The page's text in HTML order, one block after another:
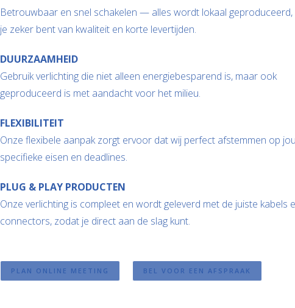
Betrouwbaar en snel schakelen — alles wordt lokaal
je zeker bent van kwaliteit en korte levertijden.
DUURZAAMHEID
Gebruik verlichting die niet alleen energiebesparend is, maar ook
geproduceerd is met aandacht voor het milieu.
FLEXIBILITEIT
Onze flexibele aanpak zorgt ervoor dat wij perfect afstemmen op
specifieke eisen en deadlines.
PLUG & PLAY PRODUCTEN
Onze verlichting is compleet en wordt geleverd met de juiste kabels
connectors, zodat je direct aan de slag kunt.
PLAN ONLINE MEETING BEL VOOR EEN AFSPRAAK